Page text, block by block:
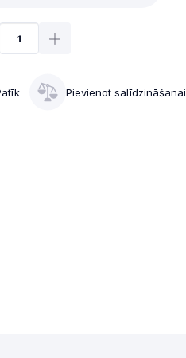
Pievienot salīdzināšanai